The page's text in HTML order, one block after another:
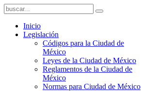
Inicio
Legislación
Códigos para la Ciudad de
México
Leyes de la Ciudad de México
Reglamentos de la Ciudad de
México
Normas para Ciudad de México